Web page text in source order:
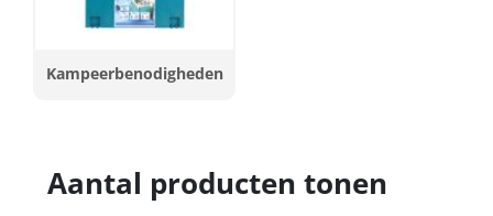
Kampeerbenodigheden
Aantal producten tonen